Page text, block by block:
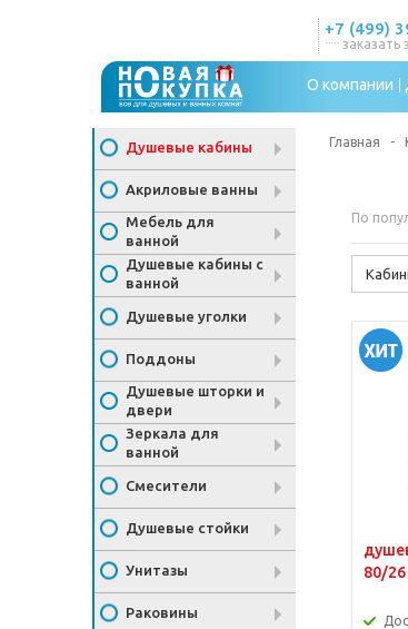
+7 (499)
заказать
О компании
Душевые кабины
Акриловые ванны
Мебель для
ванной
Душевые кабины с
ванной
Душевые уголки
Поддоны
Душевые шторки и
двери
Зеркала для
ванной
Смесители
Душевые стойки
Унитазы
Раковины
Главная -
По
80/